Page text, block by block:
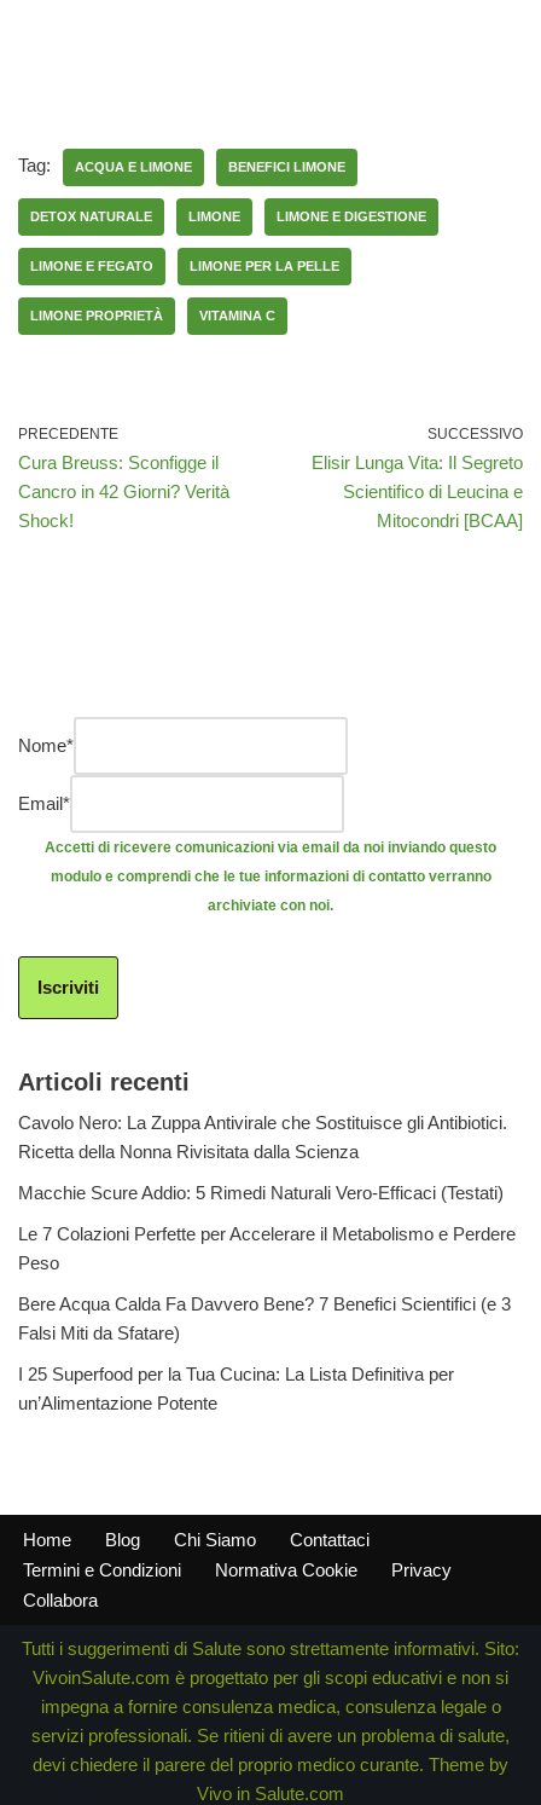
Tag: ACQUA E LIMONE BENEFICI LIMONE
DETOX NATURALE LIMONE LIMONE E DIGESTIONE
LIMONE E FEGATO LIMONE PER LA PELLE
LIMONE PROPRIETÀ VITAMINA C
PRECEDENTE
Cura Breuss: Sconfigge il
Cancro in 42 Giorni? Verità
Shock!
SUCCESSIVO
Elisir Lunga Vita: Il Segreto
Scientifico di Leucina e
Mitocondri [BCAA]
Nome*
Email*
Accetti di ricevere comunicazioni via email da noi inviando questo
modulo e comprendi che le tue informazioni di contatto verranno
archiviate con noi.
Iscriviti
Articoli recenti
Cavolo Nero: La Zuppa Antivirale che Sostituisce gli Antibiotici.
Ricetta della Nonna Rivisitata dalla Scienza
Macchie Scure Addio: 5 Rimedi Naturali Vero-Efficaci (Testati)
Le 7 Colazioni Perfette per Accelerare il Metabolismo e Perdere
Peso
Bere Acqua Calda Fa Davvero Bene? 7 Benefici Scientifici (e 3
Falsi Miti da Sfatare)
I 25 Superfood per la Tua Cucina: La Lista Definitiva per
un’Alimentazione Potente
Home Blog Chi Siamo
Contattaci
Termini e Condizioni
Normativa Cookie
Privacy
Collabora
Tutti i suggerimenti di Salute sono strettamente informativi. Sito:
VivoinSalute.com è progettato per gli scopi educativi e non si
impegna a fornire consulenza medica, consulenza legale o
servizi professionali. Se ritieni di avere un problema di salute,
devi chiedere il parere del proprio medico curante. Theme by
Vivo in Salute.com